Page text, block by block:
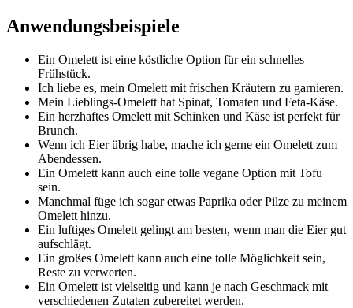
Anwendungsbeispiele
Ein Omelett ist eine köstliche Option für ein schnelles
Frühstück.
Ich liebe es, mein Omelett mit frischen Kräutern zu garnieren.
Mein Lieblings-Omelett hat Spinat, Tomaten und Feta-Käse.
Ein herzhaftes Omelett mit Schinken und Käse ist perfekt für
Brunch.
Wenn ich Eier übrig habe, mache ich gerne ein Omelett zum
Abendessen.
Ein Omelett kann auch eine tolle vegane Option mit Tofu
sein.
Manchmal füge ich sogar etwas Paprika oder Pilze zu meinem
Omelett hinzu.
Ein luftiges Omelett gelingt am besten, wenn man die Eier gut
aufschlägt.
Ein großes Omelett kann auch eine tolle Möglichkeit sein,
Reste zu verwerten.
Ein Omelett ist vielseitig und kann je nach Geschmack mit
verschiedenen Zutaten zubereitet werden.